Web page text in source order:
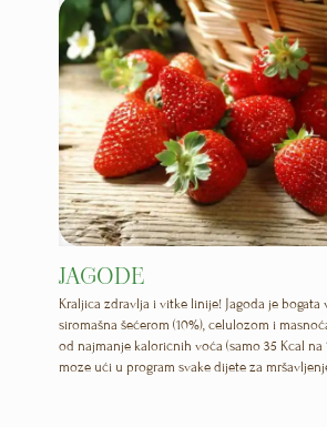
JAGODE
Kraljica zdravlja i vitke linije! Jagoda je bogata
siromašna šećerom (10%), celulozom i
od najmanje kaloričnih voća (samo 35 Kcal na
moze ući u program svake dijete za